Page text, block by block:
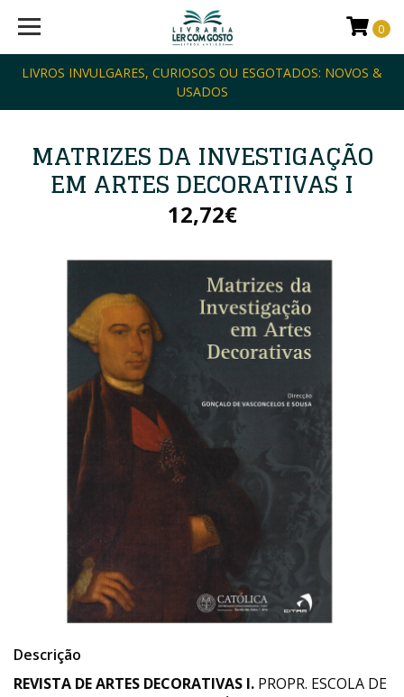
LIVROS INVULGARES, CURIOSOS OU ESGOTADOS: NOVOS &
USADOS
0
MATRIZES DA INVESTIGAÇÃO
EM ARTES DECORATIVAS I
12,72€
Descrição
REVISTA DE ARTES DECORATIVAS I. PROPR. ESCOLA DE